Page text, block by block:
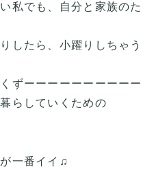
私でも、自分と家族のた
したら、小躍りしちゃう
ずーーーーーーーーーー
らしていくための
一番イイ♫